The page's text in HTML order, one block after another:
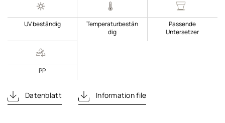
UV beständig
Temperaturbestän
dig
Passende
Untersetzer
PP
Datenblatt Information file